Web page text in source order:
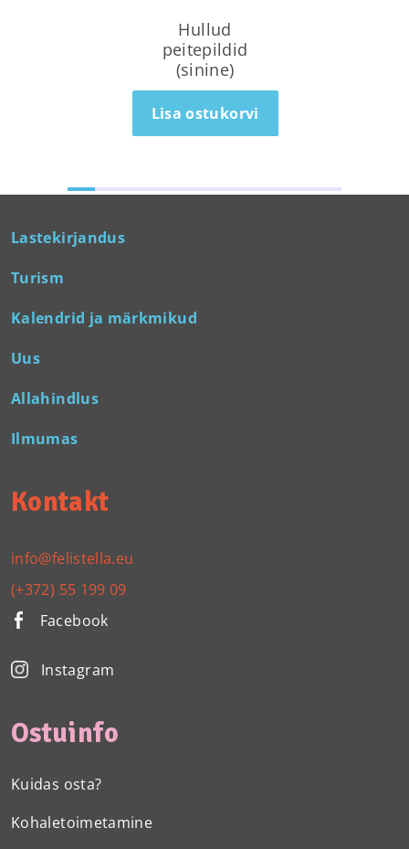
Hullud
peitepildid
(sinine)
Lisa ostukorvi
Lastekirjandus
Turism
Kalendrid ja märkmikud
Uus
Allahindlus
Ilmumas
Kontakt
info@felistella.eu
(+372) 55 199 09
Facebook
Instagram
Ostuinfo
Kuidas osta?
Kohaletoimetamine